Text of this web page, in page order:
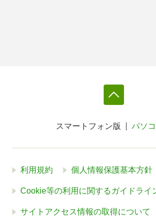
スマートフォン版 パソ
利用規約 個人情報保護基本方針
Cookie等の利用に関するガイドライ
サイトアクセス情報の取得について